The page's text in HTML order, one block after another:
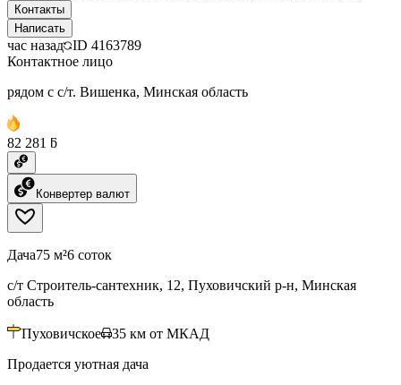
Контакты
Написать
час назад ID 4163789
Контактное лицо
рядом с с/т. Вишенка, Минская область
82 281 ƃ
Конвертер валют
Дача75 м²6 соток
с/т Строитель-сантехник, 12, Пуховичский р-н, Минская
область
Пуховичское 35 км от МКАД
Продается уютная дача